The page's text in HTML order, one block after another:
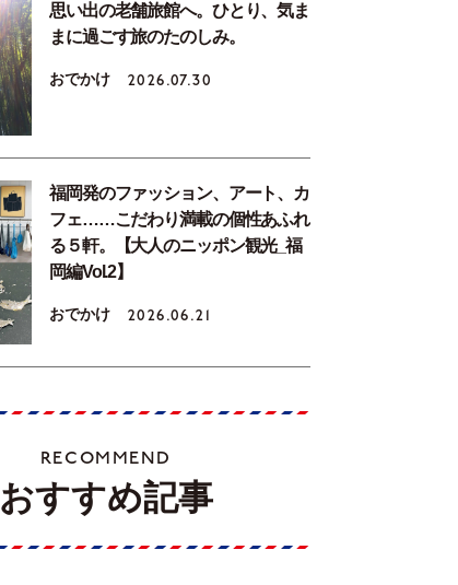
思い出の老舗旅館へ。ひとり、気ま
まに過ごす旅のたのしみ。
おでかけ 2026.07.30
福岡発のファッション、アート、カ
フェ……こだわり満載の個性あふれ
る５軒。【大人のニッポン観光_福
岡編Vol.2】
おでかけ 2026.06.21
RECOMMEND
おすすめ記事